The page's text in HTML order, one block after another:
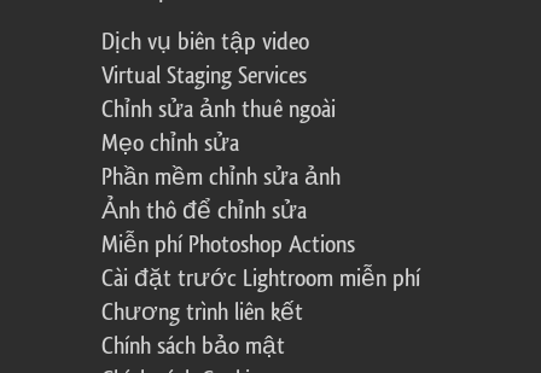
Dịch vụ biên tập video
Virtual Staging Services
Chỉnh sửa ảnh thuê ngoài
Mẹo chỉnh sửa
Phần mềm chỉnh sửa ảnh
Ảnh thô để chỉnh sửa
Miễn phí Photoshop Actions
Cài đặt trước Lightroom miễn phí
Chương trình liên kết
Chính sách bảo mật